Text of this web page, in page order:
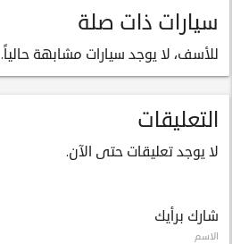
سيارات ذات صلة
للأسف، لا يوجد سيارات مشابهة حالياً.
التعليقات
لا يوجد تعليقات حتى الآن.
شارك برأيك
الاسم